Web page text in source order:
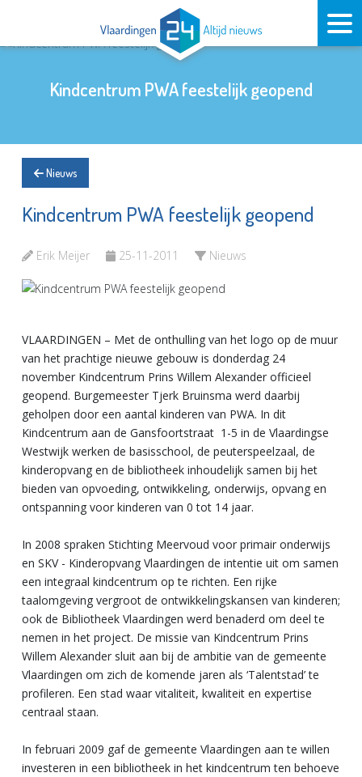
Kindcentrum PWA feestelijk geopend
Nieuws
Kindcentrum PWA feestelijk geopend
Erik Meijer 25-11-2011 Nieuws
VLAARDINGEN – Met de onthulling van het logo op de muur
van het prachtige nieuwe gebouw is donderdag 24
november Kindcentrum Prins Willem Alexander officieel
geopend. Burgemeester Tjerk Bruinsma werd daarbij
geholpen door een aantal kinderen van PWA. In dit
Kindcentrum aan de Gansfoortstraat 1-5 in de Vlaardingse
Westwijk werken de basisschool, de peuterspeelzaal, de
kinderopvang en de bibliotheek inhoudelijk samen bij het
bieden van opvoeding, ontwikkeling, onderwijs, opvang en
ontspanning voor kinderen van 0 tot 14 jaar.
In 2008 spraken Stichting Meervoud voor primair onderwijs
en SKV - Kinderopvang Vlaardingen de intentie uit om samen
een integraal kindcentrum op te richten. Een rijke
taalomgeving vergroot de ontwikkelingskansen van kinderen;
ook de Bibliotheek Vlaardingen werd benaderd om deel te
nemen in het project. De missie van Kindcentrum Prins
Willem Alexander sluit aan bij de ambitie van de gemeente
Vlaardingen om zich de komende jaren als ‘Talentstad’ te
profileren. Een stad waar vitaliteit, kwaliteit en expertise
centraal staan.
In februari 2009 gaf de gemeente Vlaardingen aan te willen
investeren in een bibliotheek in het kindcentrum ten behoeve